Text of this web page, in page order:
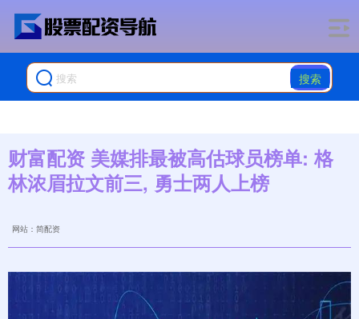
搜索
财富配资 美媒排最被高估球员榜单: 格
林浓眉拉文前三, 勇士两人上榜
网站：简配资